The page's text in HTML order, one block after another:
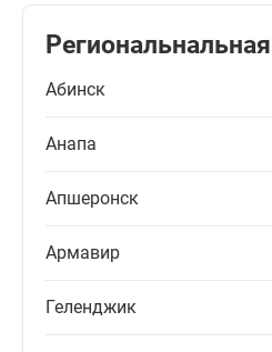
Абинск
Анапа
Апшеронск
Армавир
Геленджик